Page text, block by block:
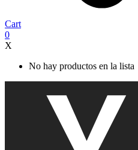
Cart
0
X
No hay productos en la lista